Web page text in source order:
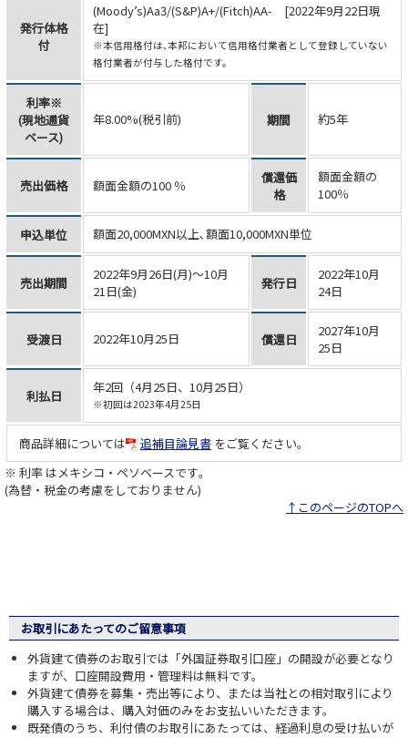
発行体格
付
(Moody’s)Aa3/(S&P)A+/(Fitch)AA- [2022年9月22日現
在]
※本信用格付は､本邦において信用格付業者として登録していない
格付業者が付与した格付です。
利率※
(現地通貨
ベース)
年8.00%(税引前) 期間 約5年
売出価格 額面金額の100 ％
償還価
格
額面金額の
100％
申込単位 額面20,000MXN以上､額面10,000MXN単位
売出期間
2022年9月26日(月)～10月
21日(金)
発行日
2022年10月
24日
受渡日 2022年10月25日 償還日
2027年10月
25日
利払日
年2回（4月25日、10月25日）
※初回は2023年4月25日
商品詳細については 追補目論見書 をご覧ください。
※ 利率 はメキシコ・ペソベースです｡
(為替・税金の考慮をしておりません)
↑このページのTOPへ
お取引にあたってのご留意事項
外貨建て債券のお取引では「外国証券取引口座」の開設が必要となり
ますが、口座開設費用・管理料は無料です。
外貨建て債券を募集・売出等により、または当社との相対取引により
購入する場合は、購入対価のみをお支払いいただきます。
既発債のうち、利付債のお取引にあたっては、経過利息の受け払いが